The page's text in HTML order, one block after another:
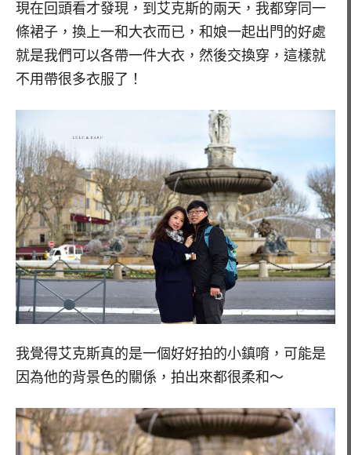
現在回頭看才發現，到艾克斯的兩天，我都穿同一
條裙子，換上一和大衣而已，和娘一起出門的好處
就是我們可以各帶一件大衣，然後交換穿，這樣就
不用帶很多衣服了！
我覺得艾克斯真的是一個好好拍的小鎮唷，可能是
因為他的背景色的關係，拍出來都很柔和～